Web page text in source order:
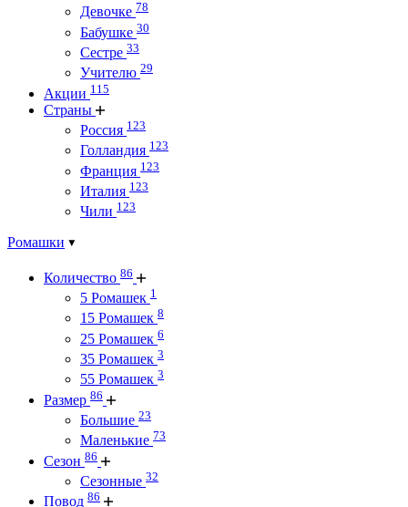
Девочке 78
Бабушке 30
Сестре 33
Учителю 29
Акции 115
Страны
Россия 123
Голландия 123
Франция 123
Италия 123
Чили 123
Ромашки
Количество 86
5 Ромашек 1
15 Ромашек 8
25 Ромашек 6
35 Ромашек 3
55 Ромашек 3
Размер 86
Большие 23
Маленькие 73
Сезон 86
Сезонные 32
Повод 86